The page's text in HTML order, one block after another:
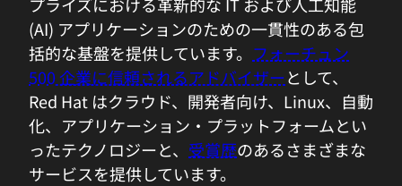
(AI) アプリケーションのための一貫性のある包
括的な基盤を提供しています。 フォーチュン
500 企業に信頼されるアドバイザーとして、
Red Hat はクラウド、開発者向け、Linux、自動
化、アプリケーション・プラットフォームとい
ったテクノロジーと、 受賞歴のあるさまざまな
サービスを提供しています。